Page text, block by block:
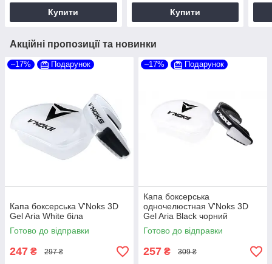
Купити Купити
Акційні пропозиції та новинки
–17% Подарунок
Капа боксерська V'Noks 3D
Gel Aria White біла
Готово до відправки
247 ₴ 297 ₴
–17% Подарунок
Капа боксерська
одночелюстная V'Noks 3D
Gel Aria Black чорний
Готово до відправки
257 ₴ 309 ₴